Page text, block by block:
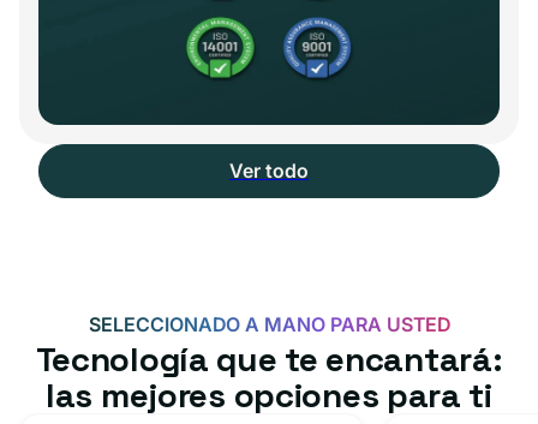
Ver todo
SELECCIONADO A MANO PARA USTED
Tecnología que te encantará:
las mejores opciones para ti